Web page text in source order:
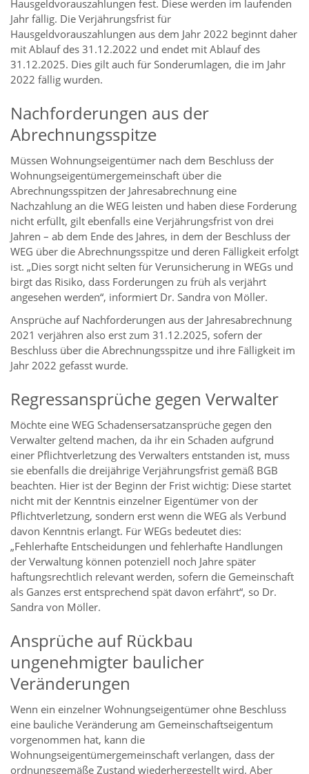
Hausgeldvorauszahlungen fest. Diese werden im laufenden
Jahr fällig. Die Verjährungsfrist für
Hausgeldvorauszahlungen aus dem Jahr 2022 beginnt daher
mit Ablauf des 31.12.2022 und endet mit Ablauf des
31.12.2025. Dies gilt auch für Sonderumlagen, die im Jahr
2022 fällig wurden.
Nachforderungen aus der
Abrechnungsspitze
Müssen Wohnungseigentümer nach dem Beschluss der
Wohnungseigentümergemeinschaft über die
Abrechnungsspitzen der Jahresabrechnung eine
Nachzahlung an die WEG leisten und haben diese Forderung
nicht erfüllt, gilt ebenfalls eine Verjährungsfrist von drei
Jahren – ab dem Ende des Jahres, in dem der Beschluss der
WEG über die Abrechnungsspitze und deren Fälligkeit erfolgt
ist. „Dies sorgt nicht selten für Verunsicherung in WEGs und
birgt das Risiko, dass Forderungen zu früh als verjährt
angesehen werden“, informiert Dr. Sandra von Möller.
Ansprüche auf Nachforderungen aus der Jahresabrechnung
2021 verjähren also erst zum 31.12.2025, sofern der
Beschluss über die Abrechnungsspitze und ihre Fälligkeit im
Jahr 2022 gefasst wurde.
Regressansprüche gegen Verwalter
Möchte eine WEG Schadensersatzansprüche gegen den
Verwalter geltend machen, da ihr ein Schaden aufgrund
einer Pflichtverletzung des Verwalters entstanden ist, muss
sie ebenfalls die dreijährige Verjährungsfrist gemäß BGB
beachten. Hier ist der Beginn der Frist wichtig: Diese startet
nicht mit der Kenntnis einzelner Eigentümer von der
Pflichtverletzung, sondern erst wenn die WEG als Verbund
davon Kenntnis erlangt. Für WEGs bedeutet dies:
„Fehlerhafte Entscheidungen und fehlerhafte Handlungen
der Verwaltung können potenziell noch Jahre später
haftungsrechtlich relevant werden, sofern die Gemeinschaft
als Ganzes erst entsprechend spät davon erfährt“, so Dr.
Sandra von Möller.
Ansprüche auf Rückbau
ungenehmigter baulicher
Veränderungen
Wenn ein einzelner Wohnungseigentümer ohne Beschluss
eine bauliche Veränderung am Gemeinschaftseigentum
vorgenommen hat, kann die
Wohnungseigentümergemeinschaft verlangen, dass der
ordnungsgemäße Zustand wiederhergestellt wird. Aber